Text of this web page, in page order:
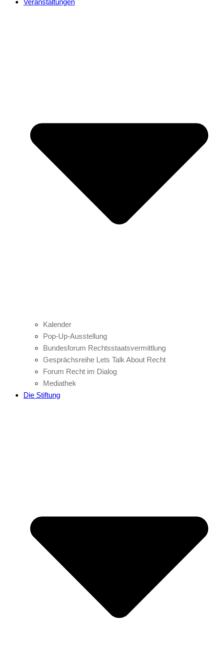
Veranstaltungen
Kalender
Pop-Up-Ausstellung
Bundesforum Rechtsstaatsvermittlung
Gesprächsreihe Lets Talk About Recht
Forum Recht im Dialog
Mediathek
Die Stiftung